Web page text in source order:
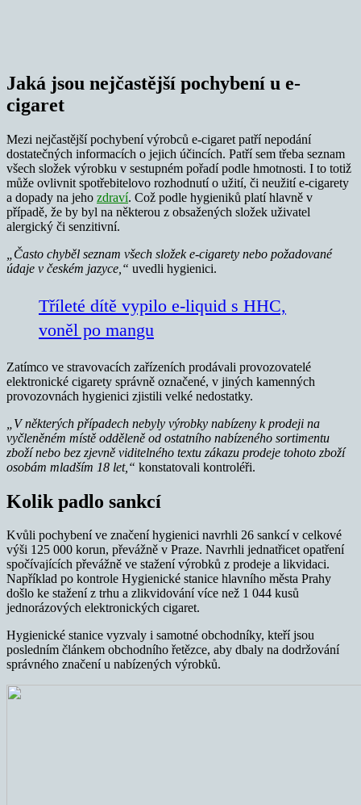
Jaká jsou nejčastější pochybení u e-
cigaret
Mezi nejčastější pochybení výrobců e-cigaret patří nepodání
dostatečných informacích o jejich účincích. Patří sem třeba seznam
všech složek výrobku v sestupném pořadí podle hmotnosti. I to totiž
může ovlivnit spotřebitelovo rozhodnutí o užití, či neužití e-cigarety
a dopady na jeho zdraví. Což podle hygieniků platí hlavně v
případě, že by byl na některou z obsažených složek uživatel
alergický či senzitivní.
„Často chyběl seznam všech složek e-cigarety nebo požadované
údaje v českém jazyce,“ uvedli hygienici.
Tříleté dítě vypilo e-liquid s HHC,
voněl po mangu
Zatímco ve stravovacích zařízeních prodávali provozovatelé
elektronické cigarety správně označené, v jiných kamenných
provozovnách hygienici zjistili velké nedostatky.
„V některých případech nebyly výrobky nabízeny k prodeji na
vyčleněném místě odděleně od ostatního nabízeného sortimentu
zboží nebo bez zjevně viditelného textu zákazu prodeje tohoto zboží
osobám mladším 18 let,“ konstatovali kontroléři.
Kolik padlo sankcí
Kvůli pochybení ve značení hygienici navrhli 26 sankcí v celkové
výši 125 000 korun, převážně v Praze. Navrhli jednatřicet opatření
spočívajících převážně ve stažení výrobků z prodeje a likvidaci.
Například po kontrole Hygienické stanice hlavního města Prahy
došlo ke stažení z trhu a zlikvidování více než 1 044 kusů
jednorázových elektronických cigaret.
Hygienické stanice vyzvaly i samotné obchodníky, kteří jsou
posledním článkem obchodního řetězce, aby dbaly na dodržování
správného značení u nabízených výrobků.